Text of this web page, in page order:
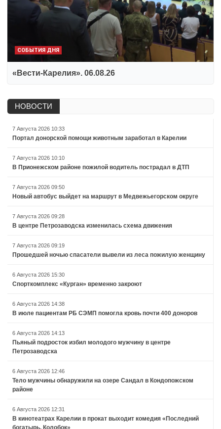
СОБЫТИЯ ДНЯ
«Вести-Карелия». 06.08.26
НОВОСТИ
7 Августа 2026 10:33
Портал донорской помощи животным заработал в Карелии
7 Августа 2026 10:10
В Прионежском районе пожилой водитель пострадал в ДТП
7 Августа 2026 09:50
Новый автобус выйдет на маршрут в Медвежьегорском округе
7 Августа 2026 09:28
В центре Петрозаводска изменилась схема движения
7 Августа 2026 09:19
Прошедшей ночью спасатели вывели из леса пожилую женщину
6 Августа 2026 15:30
Спорткомплекс «Курган» временно закроют
6 Августа 2026 14:38
В июле пациентам РБ СЭМП помогла кровь почти 400 доноров
6 Августа 2026 14:13
Пьяный подросток избил молодого мужчину в центре
Петрозаводска
6 Августа 2026 12:46
Тело мужчины обнаружили на озере Сандал в Кондопожском
районе
6 Августа 2026 12:31
В кинотеатрах Карелии в прокат выходит комедия «Последний
богатырь. Колобок»